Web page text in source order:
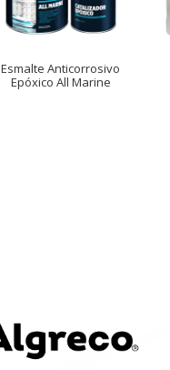
Esmalte Anticorrosivo
Epóxico All Marine